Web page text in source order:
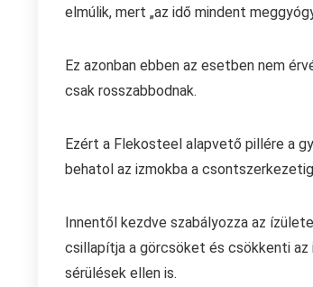
elmúlik, mert „az idő mindent
Ez azonban ebben az esetben nem
csak rosszabbodnak.
Ezért a Flekosteel alapvető pillére a
behatol az izmokba a
Innentől kezdve szabályozza az
csillapítja a görcsöket és csökkenti az
sérülések ellen is.